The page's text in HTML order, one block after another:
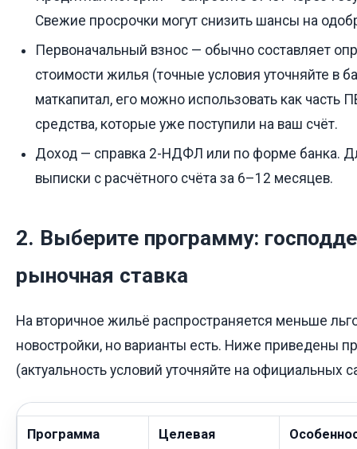
Свежие просрочки могут снизить шансы на
Первоначальный взнос — обычно составляет
стоимости жилья (точные условия уточняйте в
маткапитал, его можно использовать как часть
средства, которые уже поступили на ваш счёт.
Доход — справка 2-НДФЛ или по форме банка.
выписки с расчётного счёта за 6–12 месяцев.
2. Выберите программу:
рыночная ставка
На вторичное жильё распространяется меньше
новостройки, но варианты есть. Ниже приведены
(актуальность условий уточняйте на официальных
Программа
Целевая